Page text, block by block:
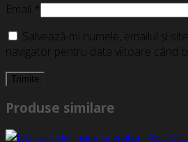
Email *
Salvează-mi numele, emailul și
navigator pentru data viitoare când
Produse similare